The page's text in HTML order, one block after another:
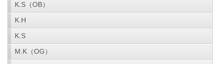
K.S（OB）
K.H
K.S
M.K（OG）